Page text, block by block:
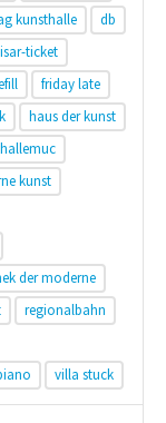
kunsthalle
db
ticket
friday late
haus der kunst
kunst
der moderne
regionalbahn
villa stuck